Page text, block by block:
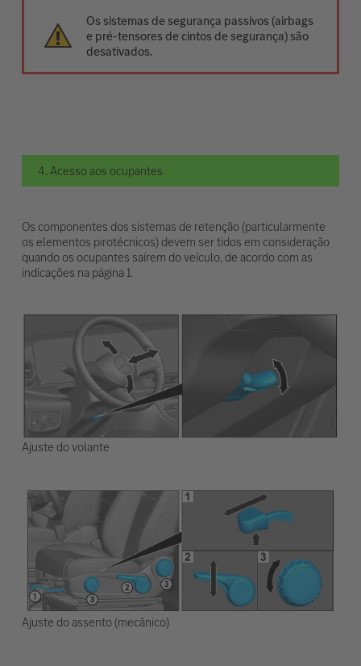
Os sistemas de segurança passivos (airbags
e pré-tensores de cintos de segurança) são
desativados.
4. Acesso aos ocupantes
Os componentes dos sistemas de retenção (particularmente
os elementos pirotécnicos) devem ser tidos em consideração
quando os ocupantes saírem do veículo, de acordo com as
indicações na página 1.
Ajuste do volante
Ajuste do assento (mecânico)